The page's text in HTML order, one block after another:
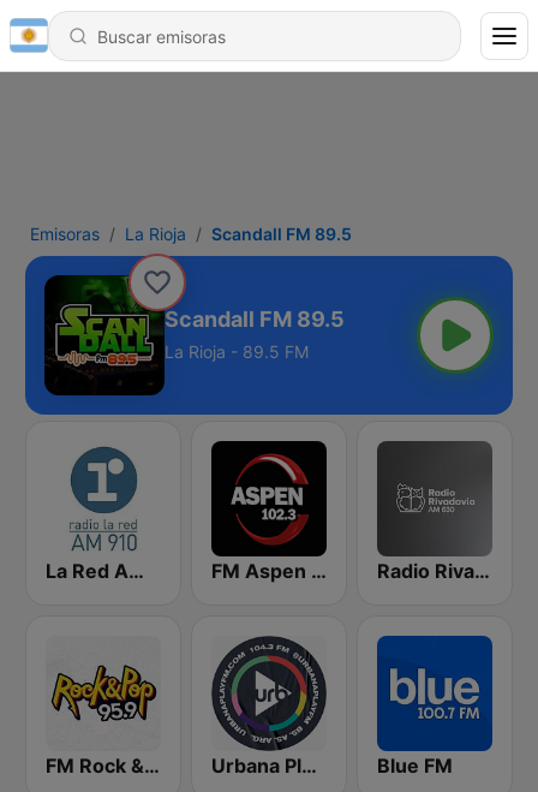
Emisoras La Rioja Scandall FM 89.5
Scandall FM 89.5
La Rioja - 89.5 FM
La Red AM 910 FM Aspen 102.3 Radio Rivadavia 630 AM
FM Rock & Pop Urbana Play 104.3 FM Blue FM